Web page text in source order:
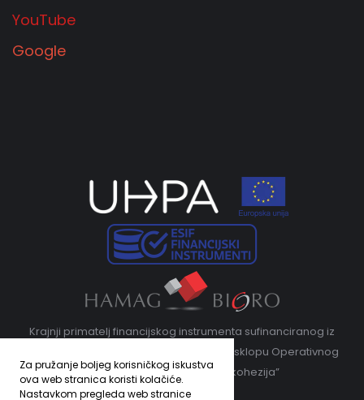
Za pružanje boljeg korisničkog iskustva
ova web stranica koristi kolačiće.
Nastavkom pregleda web stranice
YouTube
Google
Krajnji primatelj financijskog instrumenta sufinanciranog iz
Europskog fonda za regionalni razvoj u sklopu Operativnog
programa „Konkurentnost i kohezija”